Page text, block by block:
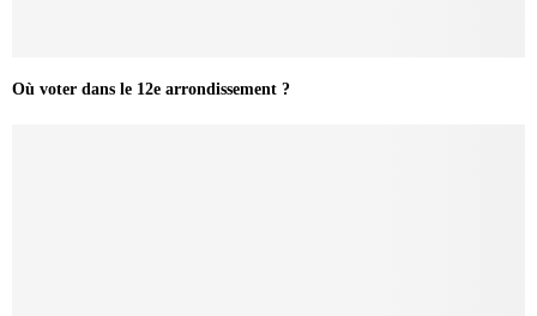
Où voter dans le 12e arrondissement ?